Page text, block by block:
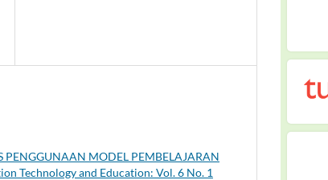
PENGGUNAAN MODEL PEMBELAJARAN
Technology and Education: Vol. 6 No. 1